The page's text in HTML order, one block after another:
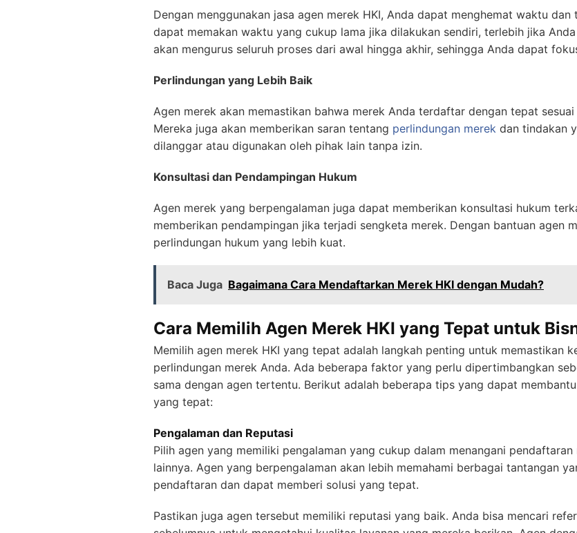
Dengan menggunakan jasa agen merek HKI, Anda dapat menghemat waktu
dapat memakan waktu yang cukup lama jika dilakukan sendiri, terlebih jika
akan mengurus seluruh proses dari awal hingga akhir, sehingga Anda dapat
Perlindungan yang Lebih Baik
Agen merek akan memastikan bahwa merek Anda terdaftar dengan tepat
Mereka juga akan memberikan saran tentang perlindungan merek dan tindakan
dilanggar atau digunakan oleh pihak lain tanpa izin.
Konsultasi dan Pendampingan Hukum
Agen merek yang berpengalaman juga dapat memberikan konsultasi hukum
memberikan pendampingan jika terjadi sengketa merek. Dengan bantuan agen
perlindungan hukum yang lebih kuat.
Baca Juga Bagaimana Cara Mendaftarkan Merek HKI dengan Mudah?
Cara Memilih Agen Merek HKI yang Tepat untuk
Memilih agen merek HKI yang tepat adalah langkah penting untuk memastikan
perlindungan merek Anda. Ada beberapa faktor yang perlu dipertimbangkan
sama dengan agen tertentu. Berikut adalah beberapa tips yang dapat
yang tepat:
Pengalaman dan Reputasi
Pilih agen yang memiliki pengalaman yang cukup dalam menangani
lainnya. Agen yang berpengalaman akan lebih memahami berbagai tantangan
pendaftaran dan dapat memberi solusi yang tepat.
Pastikan juga agen tersebut memiliki reputasi yang baik. Anda bisa mencari